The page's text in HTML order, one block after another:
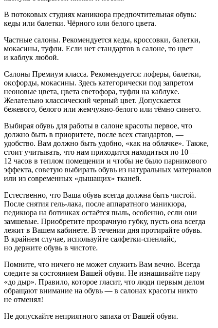
В потоковых студиях маникюра предпочтительная обувь:
кеды или балетки. Чёрного или белого цвета.
Частные салоны. Рекомендуется кеды, кроссовки, балетки,
мокасины, туфли. Если нет стандартов в салоне, то цвет
и каблук любой.
Салоны Премиум класса. Рекомендуется: лоферы, балетки,
оксфорды, мокасины. Здесь категорически под запретом
неоновые цвета, цвета светофора, туфли на каблуке.
Желательно классический черный цвет. Допускается
бежевого, белого или жемчужно-белого или тёмно синего.
Выбирая обувь для работы в салоне красоты первое, что
должно быть в приоритете, после всех стандартов, —
удобство. Вам должно быть удобно, «как на облачке». Также,
стоит учитывать, что нам приходится находиться по 10 —
12 часов в теплом помещении и чтобы не было парникового
эффекта, советую выбирать обувь из натуральных материалов
или из современных «дышащих» тканей.
Естественно, что Ваша обувь всегда должна быть чистой.
После снятия гель-лака, после аппаратного маникюра,
педикюра на ботинках остаётся пыль, особенно, если они
замшевые. Приобретите прозрачную губку, пусть она всегда
лежит в Вашем кабинете. В течении дня протирайте обувь.
В крайнем случае, используйте салфетки-спенлайс,
но держите обувь в чистоте.
Помните, что ничего не может служить Вам вечно. Всегда
следите за состоянием Вашей обуви. Не изнашивайте пару
«до дыр». Правило, которое гласит, что люди первым делом
обращают внимание на обувь — в салонах красоты никто
не отменял!
Не допускайте неприятного запаха от Вашей обуви.